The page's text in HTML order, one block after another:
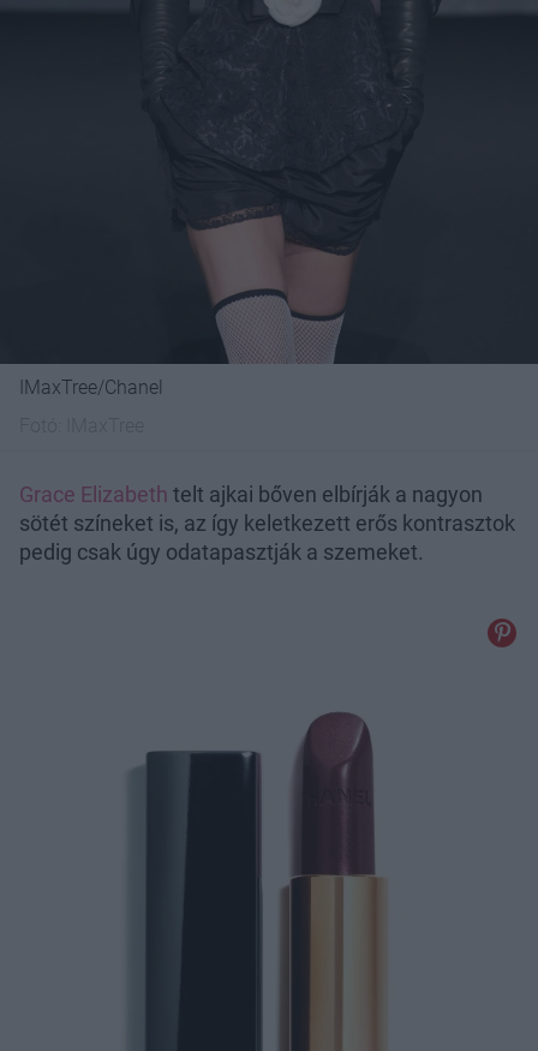
IMaxTree/Chanel
Grace Elizabeth telt ajkai bőven elbírják a nagyon
sötét színeket is, az így keletkezett erős kontrasztok
pedig csak úgy odatapasztják a szemeket.